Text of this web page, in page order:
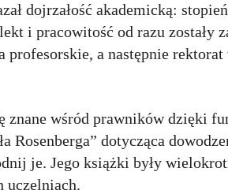
dojrzałość akademicką:
i pracowitość od razu zostały
profesorskie, a następnie
znane wśród prawników dzięki
Rosenberga” dotycząca
je. Jego książki były
uczelniach.